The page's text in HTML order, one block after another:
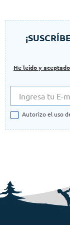
He leído y
Autorizo el uso